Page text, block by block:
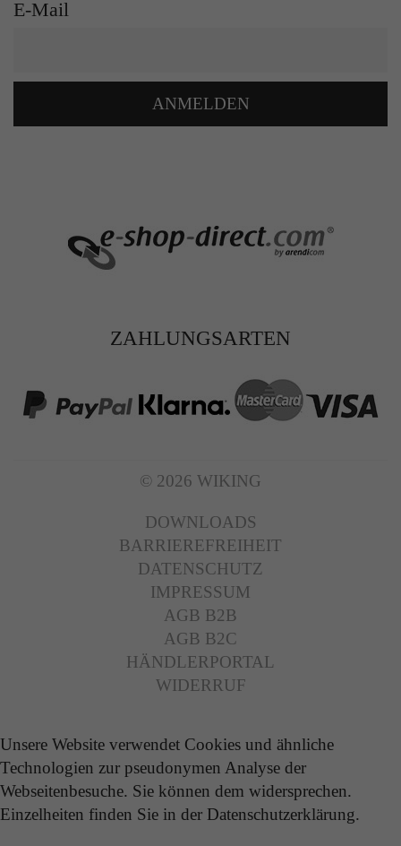
E-Mail
ANMELDEN
ZAHLUNGSARTEN
© 2026 WIKING
DOWNLOADS
BARRIEREFREIHEIT
DATENSCHUTZ
IMPRESSUM
AGB B2B
AGB B2C
HÄNDLERPORTAL
WIDERRUF
Unsere Website verwendet Cookies und ähnliche
Technologien zur pseudonymen Analyse der
Webseitenbesuche. Sie können dem widersprechen.
Einzelheiten finden Sie in der Datenschutzerklärung.